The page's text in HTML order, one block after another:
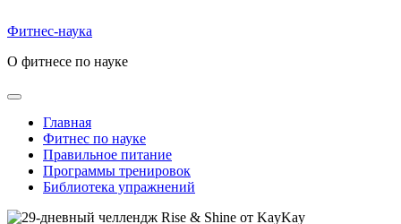
к
Фитнес-наука
О фитнесе по науке
Главная
Фитнес по науке
Правильное питание
Программы тренировок
Библиотека упражнений